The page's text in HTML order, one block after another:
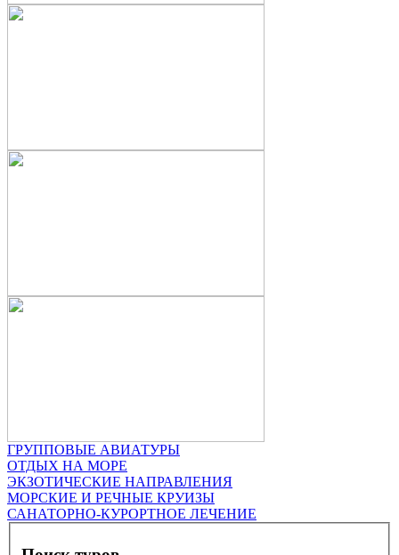
ГРУППОВЫЕ АВИАТУРЫ
ОТДЫХ НА МОРЕ
ЭКЗОТИЧЕСКИЕ НАПРАВЛЕНИЯ
МОРСКИЕ И РЕЧНЫЕ КРУИЗЫ
САНАТОРНО-КУРОРТНОЕ ЛЕЧЕНИЕ